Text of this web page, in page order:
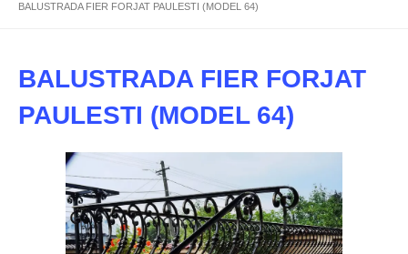
BALUSTRADA FIER FORJAT PAULESTI (MODEL 64)
BALUSTRADA FIER FORJAT
PAULESTI (MODEL 64)